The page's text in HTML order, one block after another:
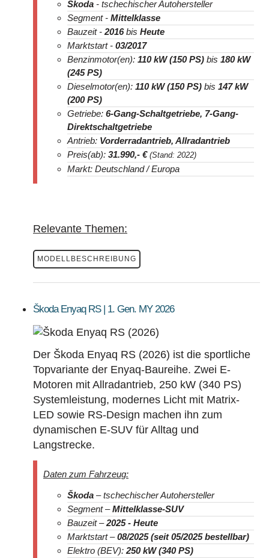
Skoda - tschechischer Autohersteller
Segment - Mittelklasse
Bauzeit - 2016bis Heute
Marktstart - 03/2017
Benzinmotor(en): 110 kW (150 PS) bis 180 kW
(245 PS)
Dieselmotor(en): 110 kW (150 PS) bis 147 kW
(200 PS)
Getriebe: 6-Gang-Schaltgetriebe, 7-Gang-
Direktschaltgetriebe
Antrieb: Vorderradantrieb, Allradantrieb
Preis(ab): 31.990,- € (Stand: 2022)
Markt: Deutschland / Europa
Relevante Themen:
MODELLBESCHREIBUNG
Škoda Enyaq RS | 1. Gen. MY 2026
Der Škoda Enyaq RS (2026) ist die sportliche
Topvariante der Enyaq-Baureihe. Zwei E-
Motoren mit Allradantrieb, 250 kW (340 PS)
Systemleistung, modernes Licht mit Matrix-
LED sowie RS-Design machen ihn zum
dynamischen E-SUV für Alltag und
Langstrecke.
Daten zum Fahrzeug:
Škoda – tschechischer Autohersteller
Segment –Mittelklasse-SUV
Bauzeit –2025 - Heute
Marktstart –08/2025 (seit 05/2025 bestellbar)
Elektro (BEV): 250 kW (340 PS)